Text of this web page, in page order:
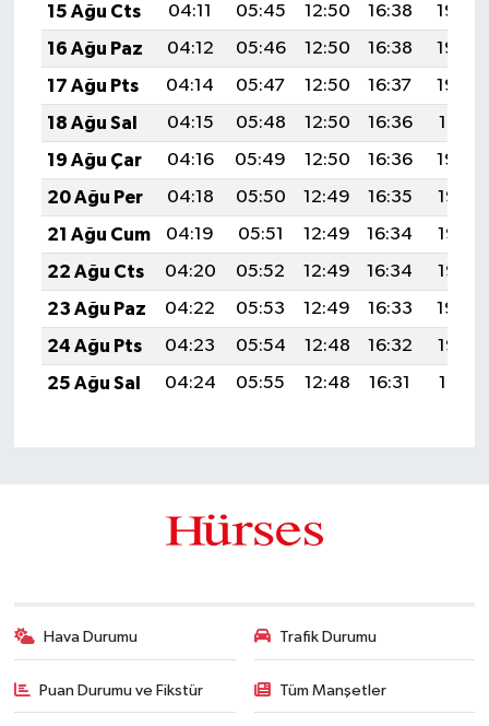
15 Ağu Cts
04:11 05:45 12:50 16:38
19:45
16 Ağu Paz
04:12 05:46 12:50 16:38
19:44
17 Ağu Pts
04:14 05:47 12:50 16:37
19:43
18 Ağu Sal
04:15 05:48 12:50 16:36
19:41
19 Ağu Çar
04:16 05:49 12:50 16:36
19:40
20 Ağu Per
04:18 05:50 12:49 16:35
19:38
21 Ağu Cum
04:19 05:51 12:49 16:34
19:37
22 Ağu Cts
04:20 05:52 12:49 16:34
19:36
23 Ağu Paz
04:22 05:53 12:49 16:33
19:34
24 Ağu Pts
04:23 05:54 12:48 16:32
19:33
25 Ağu Sal
04:24 05:55 12:48 16:31 19:31
Hava Durumu Trafik Durumu
Puan Durumu ve Fikstür Tüm Manşetler